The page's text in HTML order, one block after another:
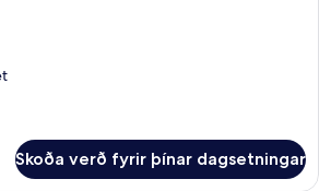
Skoða verð fyrir þínar dagsetningar